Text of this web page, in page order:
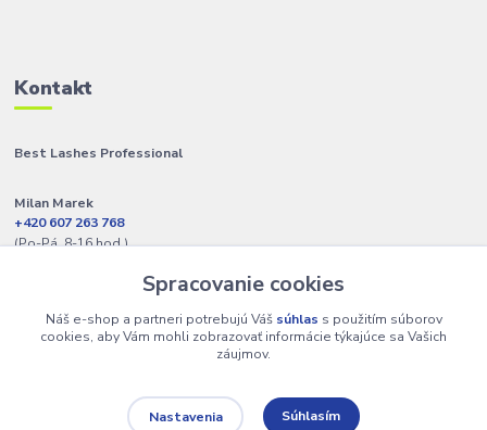
Kontakt
Best Lashes Professional
Milan Marek
+420 607 263 768
(Po-Pá, 8-16 hod.)
info@best-lashes.skSpracovanie cookies
Náš e-shop a partneri potrebujú Váš súhlas s použitím súborov
cookies, aby Vám mohli zobrazovať informácie týkajúce sa Vašich
záujmov.
Nastavenia Súhlasím